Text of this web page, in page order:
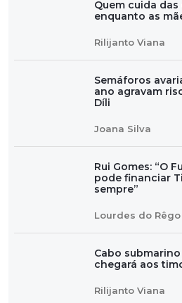
Quem cuida
enquanto as
Rilijanto Viana
Semáforos
ano agravam
Díli
Joana Silva
Rui Gomes: “O
pode financiar
sempre”
Lourdes do Rêgo
Cabo
chegará aos
Rilijanto Viana